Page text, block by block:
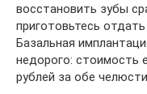
восстановить зубы
приготовьтесь
Базальная
недорого: стоимость
рублей за обе